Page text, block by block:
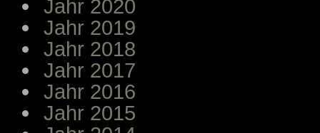
Jahr 2020
Jahr 2019
Jahr 2018
Jahr 2017
Jahr 2016
Jahr 2015